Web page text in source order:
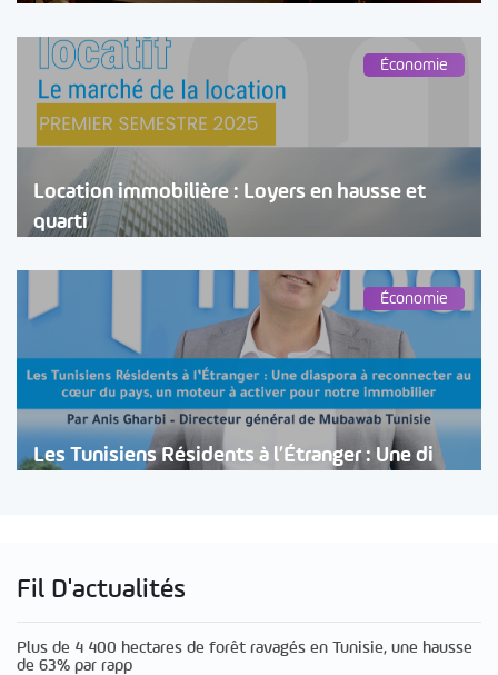
Économie
Location immobilière : Loyers en hausse et
quarti
Économie
Les Tunisiens Résidents à l’Étranger : Une di
Fil D'actualités
Plus de 4 400 hectares de forêt ravagés en Tunisie, une hausse
de 63% par rapp